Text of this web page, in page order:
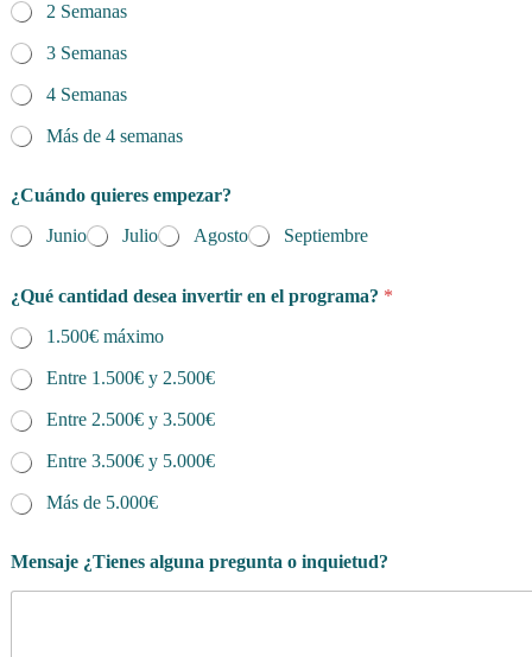
2 Semanas
3 Semanas
4 Semanas
Más de 4 semanas
¿Cuándo quieres empezar?
Junio
Julio Agosto Septiembre
¿Qué cantidad desea invertir en el programa? *
1.500€ máximo
Entre 1.500€ y 2.500€
Entre 2.500€ y 3.500€
Entre 3.500€ y 5.000€
Más de 5.000€
Mensaje ¿Tienes alguna pregunta o inquietud?